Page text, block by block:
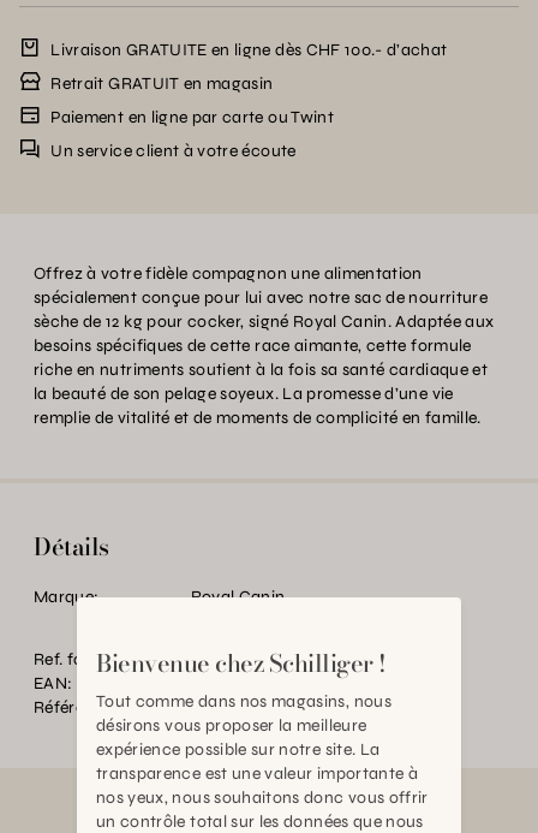
Livraison GRATUITE en ligne dès CHF 100.- d’achat
Retrait GRATUIT en magasin
Paiement en ligne par carte ou Twint
Un service client à votre écoute
Offrez à votre fidèle compagnon une alimentation
spécialement conçue pour lui avec notre sac de nourriture
sèche de 12 kg pour cocker, signé Royal Canin. Adaptée aux
besoins spécifiques de cette race aimante, cette formule
riche en nutriments soutient à la fois sa santé cardiaque et
la beauté de son pelage soyeux. La promesse d’une vie
remplie de vitalité et de moments de complicité en famille.
Détails
Marque: Royal Canin
Ref. fournisseur:
2971
EAN:
Référence:
AN.P14562.0000.0000.0000
Bienvenue chez Schilliger !
Tout comme dans nos magasins, nous
désirons vous proposer la meilleure
expérience possible sur notre site. La
transparence est une valeur importante à
nos yeux, nous souhaitons donc vous offrir
un contrôle total sur les données que nous